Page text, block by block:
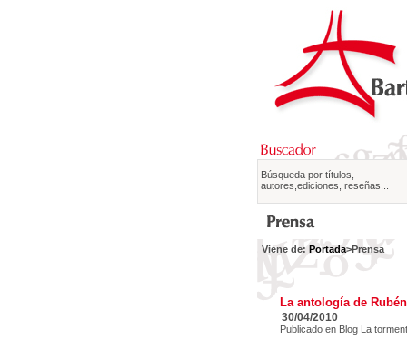
Búsqueda por títulos,
autores,ediciones, reseñas...
Viene de: Portada>Prensa
La antología de
30/04/2010
Publicado en Blog La